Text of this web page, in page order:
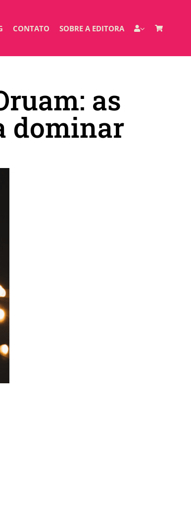
CONTATO SOBRE A EDITORA
as
dominar